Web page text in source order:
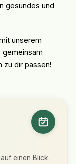
gesundes und
unserem
gemeinsam
zu dir passen!
einen Blick.